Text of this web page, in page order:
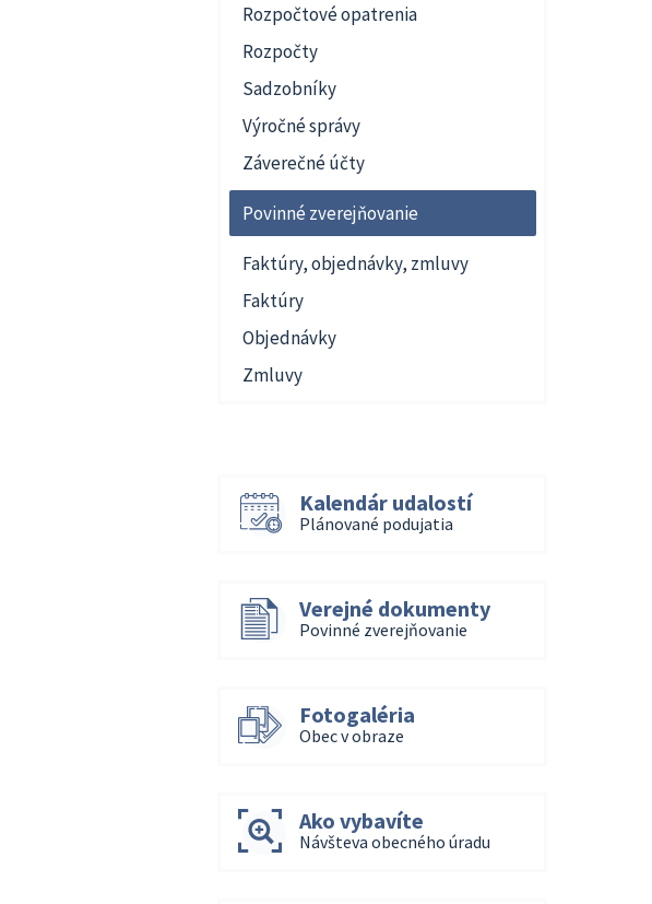
Rozpočtové opatrenia
Rozpočty
Sadzobníky
Výročné správy
Záverečné účty
Povinné zverejňovanie
Faktúry, objednávky, zmluvy
Faktúry
Objednávky
Zmluvy
Kalendár udalostí
Plánované podujatia
Verejné dokumenty
Povinné zverejňovanie
Fotogaléria
Obec v obraze
Ako vybavíte
Návšteva obecného úradu